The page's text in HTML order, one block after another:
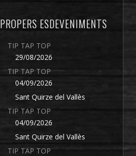
PROPERS ESDEVENIMENTS
TIP TAP TOP
29/08/2026
TIP TAP TOP
04/09/2026
Sant Quirze del Vallès
TIP TAP TOP
04/09/2026
Sant Quirze del Vallès
TIP TAP TOP